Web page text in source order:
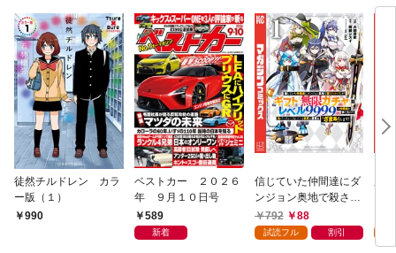
徒然チルドレン カラ
ー版（１）
990
ベストカー ２０２６
年 ９月１０日号
589
新着
信じていた仲間達にダ
ンジョン奥地で殺され
かけたがギフト『無限
ガチャ』でレベル９９
792 88
試読フル 割引